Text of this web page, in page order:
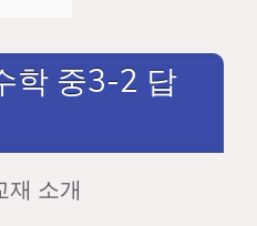
학 중3-2 답
재 소개